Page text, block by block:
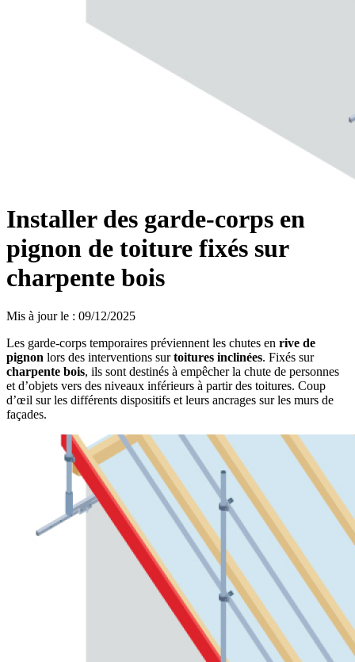
Installer des garde-corps en
pignon de toiture fixés sur
charpente bois
Mis à jour le : 09/12/2025
Les garde-corps temporaires préviennent les chutes en rive de
pignon lors des interventions surtoitures inclinées. Fixés sur
charpente bois, ils sont destinés à empêcher la chute de personnes
et d’objets vers des niveaux inférieurs à partir des toitures. Coup
d’œil sur les différents dispositifs et leurs ancrages sur les murs de
façades.